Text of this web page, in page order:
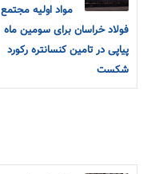
مواد اولیه مجتمع
فولاد خراسان برای سومین ماه
پیاپی در تامین کنسانتره رکورد
شکست